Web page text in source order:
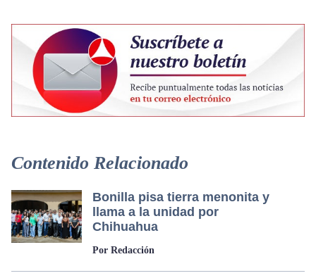
Contenido Relacionado
Bonilla pisa tierra menonita y
llama a la unidad por
Chihuahua
Por Redacción